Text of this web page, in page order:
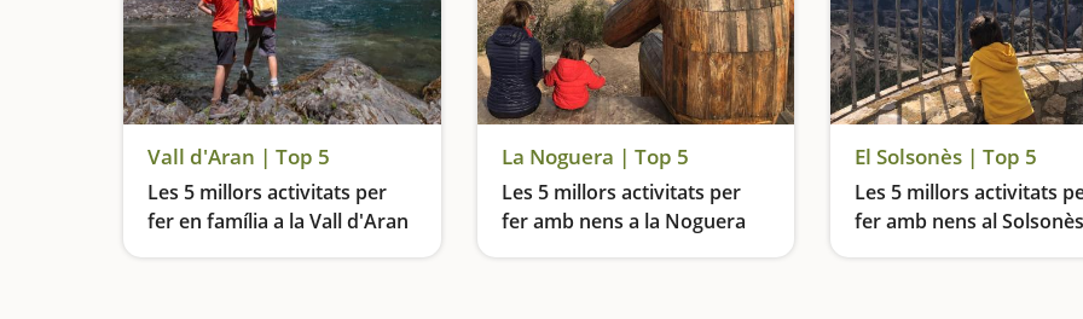
Vall d'Aran | Top 5
Les 5 millors activitats per
fer en família a la Vall d'Aran
Descobreix la Vall d'Aran, excursions a cascades, banys termals i passejades per boscos encantats
La Noguera | Top 5
Les 5 millors activitats per
fer amb nens a la Noguera
Anem a buscar l’or del Segre, passem pel pont penjant del Congost del Mu, visitem els grafitis de Penelles , ‘Lo Padrí’ de Montsonís i entrem a les Trinxeres del Merengue, a Camarasa
El Solsonès | Top 5
Les 5 millors activitats
fer amb nens al Solsonès